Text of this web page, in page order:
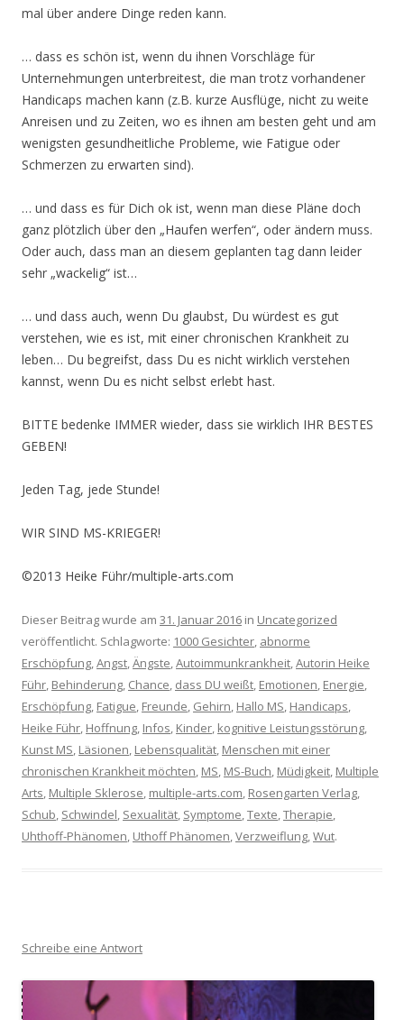
mal über andere Dinge reden kann.
… dass es schön ist, wenn du ihnen Vorschläge für
Unternehmungen unterbreitest, die man trotz vorhandener
Handicaps machen kann (z.B. kurze Ausflüge, nicht zu weite
Anreisen und zu Zeiten, wo es ihnen am besten geht und am
wenigsten gesundheitliche Probleme, wie Fatigue oder
Schmerzen zu erwarten sind).
… und dass es für Dich ok ist, wenn man diese Pläne doch
ganz plötzlich über den „Haufen werfen“, oder ändern muss.
Oder auch, dass man an diesem geplanten tag dann leider
sehr „wackelig“ ist…
… und dass auch, wenn Du glaubst, Du würdest es gut
verstehen, wie es ist, mit einer chronischen Krankheit zu
leben… Du begreifst, dass Du es nicht wirklich verstehen
kannst, wenn Du es nicht selbst erlebt hast.
BITTE bedenke IMMER wieder, dass sie wirklich IHR BESTES
GEBEN!
Jeden Tag, jede Stunde!
WIR SIND MS-KRIEGER!
©2013 Heike Führ/multiple-arts.com
Dieser Beitrag wurde am 31. Januar 2016 in Uncategorized
veröffentlicht. Schlagworte: 1000 Gesichter, abnorme
Erschöpfung,Angst,Ängste,Autoimmunkrankheit,Autorin Heike
Führ, Behinderung, Chance, dass DU weißt, Emotionen, Energie,
Erschöpfung, Fatigue, Freunde, Gehirn, Hallo MS, Handicaps,
Heike Führ, Hoffnung, Infos, Kinder, kognitive Leistungsstörung,
Kunst MS, Läsionen, Lebensqualität, Menschen mit einer
chronischen Krankheit möchten, MS, MS-Buch, Müdigkeit, Multiple
Arts, Multiple Sklerose, multiple-arts.com, Rosengarten Verlag,
Schub, Schwindel, Sexualität, Symptome,Texte,Therapie,
Uhthoff-Phänomen, Uthoff Phänomen,Verzweiflung,Wut.
Schreibe eine Antwort